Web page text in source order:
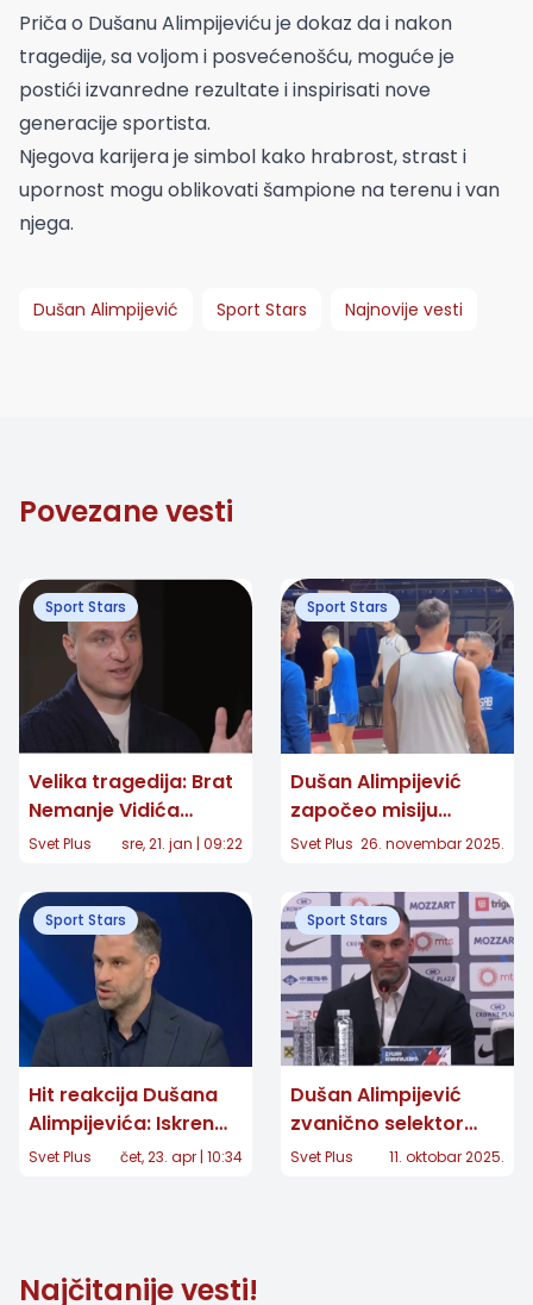
Priča o Dušanu Alimpijeviću je dokaz da i nakon
tragedije, sa voljom i posvećenošću, moguće je
postići izvanredne rezultate i inspirisati nove
generacije sportista.
Njegova karijera je simbol kako hrabrost, strast i
upornost mogu oblikovati šampione na terenu i van
njega.
Dušan Alimpijević Sport Stars Najnovije vesti
Povezane vesti
Sport Stars
Velika tragedija: Brat
Nemanje Vidića
pronađen mrtav
Svet Plus sre, 21. jan | 09:22
Sport Stars
Dušan Alimpijević
započeo misiju
"Mundobasket 2027":
izazvao ogromnu
pažnju
Svet Plus 26. novembar 2025.
Sport Stars
Hit reakcija Dušana
Alimpijevića: Iskren
komentar srpskog
Svet Plus čet, 23. apr | 10:34
Sport Stars
Dušan Alimpijević
zvanično selektor
košarkaša Srbije:
Svet Plus 11. oktobar 2025.
Najčitanije vesti!